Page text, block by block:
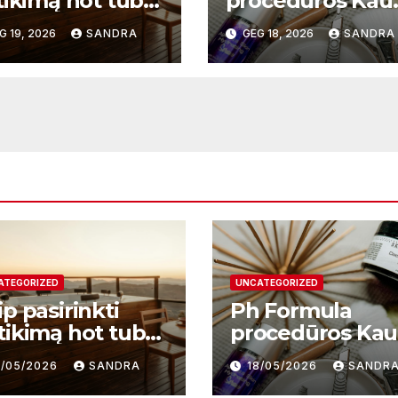
ir kodėl
19, 2026 SANDRA
– moderni odos
atnaujinimo
sistema
GEG 18, 2026 SANDRA
pasirinkti
hot tub
ir kodėl
05/2026 SANDRA
UNCATEGORIZED
Ph Formula
procedūros
– moderni odos
atnaujinimo
18/05/2026